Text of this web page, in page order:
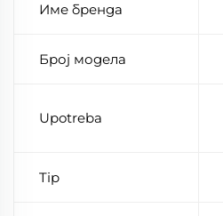
Име бренда
Број модела
Upotreba
Tip